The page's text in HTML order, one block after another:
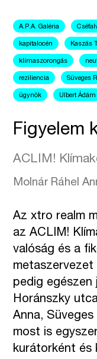
A.P.A. Galéria
kapitalocén Kaszás
klímaszorongás
reziliencia Süveges
ügynök Ulbert Ádám
Figyelem
ACLIM!
Molnár Ráhel
Az xtro realm
az ACLIM!
valóság és a
metaszervezet
pedig
Horánszky
Anna,
most is
kurátorként és